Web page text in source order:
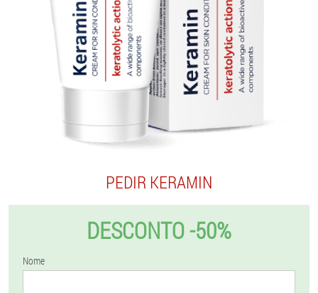
PEDIR KERAMIN
DESCONTO -50%
Nome